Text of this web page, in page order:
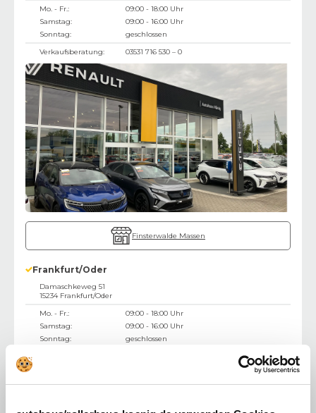
Mo. - Fr.:
09:00 - 18:00 Uhr
Samstag:
09:00 - 16:00 Uhr
Sonntag:
geschlossen
Verkaufsberatung:
03531 716 530 – 0
Finsterwalde Massen
Frankfurt/Oder
Damaschkeweg 51
15234 Frankfurt/Oder
Mo. - Fr.:
09:00 - 18:00 Uhr
Samstag:
09:00 - 16:00 Uhr
Sonntag:
geschlossen